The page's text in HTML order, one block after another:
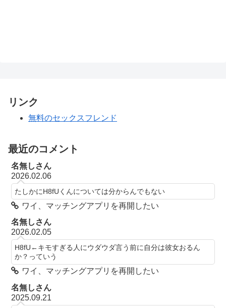
リンク
無料のセックスフレンド
最近のコメント
名無しさん
2026.02.06
たしかにH8fUくんについては分からんでもない
ワイ、マッチングアプリを再開したい
名無しさん
2026.02.05
H8fU←キモすぎる人にウダウダ言う前に自分は彼女おるん
か？っていう
ワイ、マッチングアプリを再開したい
名無しさん
2025.09.21